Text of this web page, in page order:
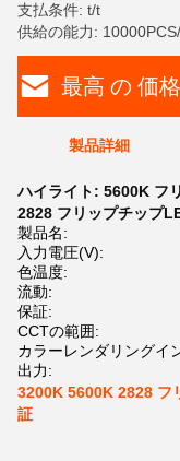
支払条件: t/t
供給の能力:
最高 の 価
製品詳細
ハイライト: 5600K フ
2828 フリップチップ
製品名:
入力電圧(V):
色温度:
流動:
保証:
CCTの範囲:
カラーレンダリングイ
出力:
3200K 5600K 2828 フ
証